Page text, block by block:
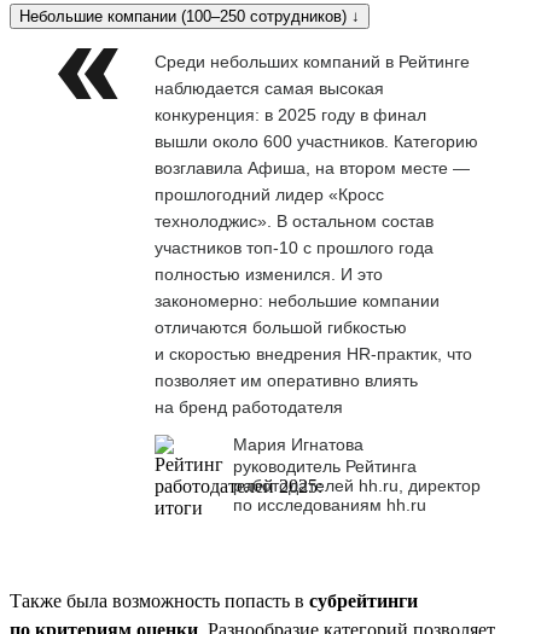
Небольшие компании (100–250 сотрудников) ↓
Среди небольших компаний в Рейтинге
наблюдается самая высокая
конкуренция: в 2025 году в финал
вышли около 600 участников. Категорию
возглавила Афиша, на втором месте —
прошлогодний лидер «Кросс
технолоджис». В остальном состав
участников топ-10 с прошлого года
полностью изменился. И это
закономерно: небольшие компании
отличаются большой гибкостью
и скоростью внедрения HR-практик, что
позволяет им оперативно влиять
на бренд работодателя
Мария Игнатова
руководитель Рейтинга
работодателей hh.ru, директор
по исследованиям hh.ru
Также была возможность попасть в субрейтинги
по критериям оценки . Разнообразие категорий позволяет